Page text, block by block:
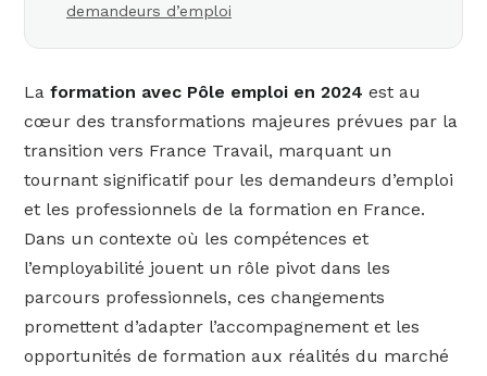
demandeurs d’emploi
La formation avec Pôle emploi en 2024 est au
cœur des transformations majeures prévues par la
transition vers France Travail, marquant un
tournant significatif pour les demandeurs d’emploi
et les professionnels de la formation en France.
Dans un contexte où les compétences et
l’employabilité jouent un rôle pivot dans les
parcours professionnels, ces changements
promettent d’adapter l’accompagnement et les
opportunités de formation aux réalités du marché